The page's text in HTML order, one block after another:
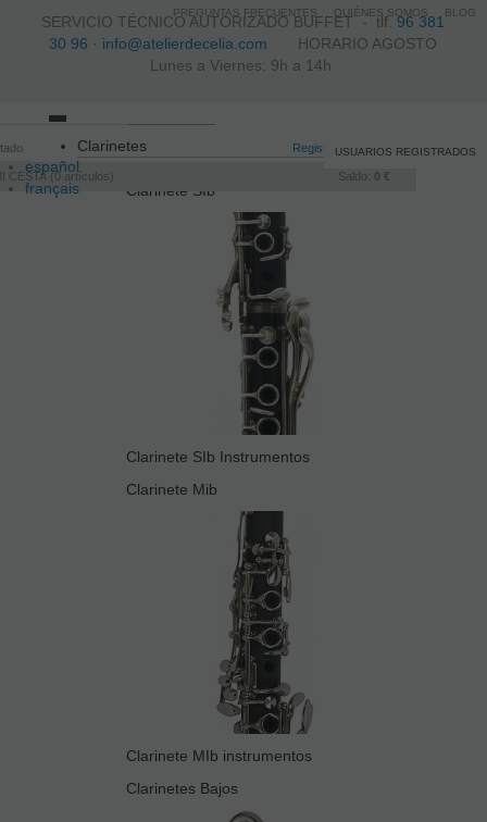
SERVICIO TÉCNICO AUTORIZADO BUFFET -tlf.96 381
30 96 · info@atelierdecelia.com HORARIO AGOSTO
Lunes a Viernes: 9h a 14h
español
français
Registro /Iniciar sesión
CESTA 0 artículos Saldo: 0 €
USUARIOS REGISTRADOS
navigation
Clarinetes
Clarinete SIb
Clarinete SIb Instrumentos
Clarinete Mib
Clarinete MIb instrumentos
Clarinetes Bajos
PREGUNTAS FRECUENTES QUIÉNES SOMOS BLOG